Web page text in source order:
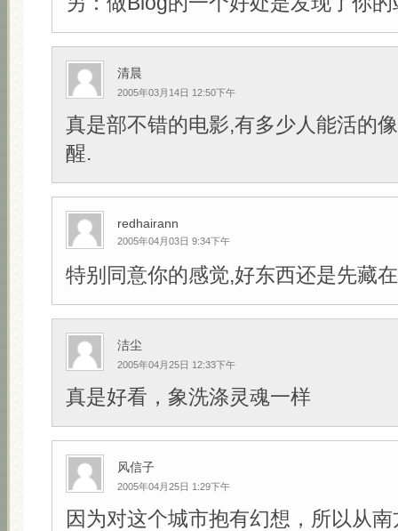
清晨
2005年03月14日 12:50下午
真是部不错的电影,有多少人能活的
醒.
redhairann
2005年04月03日 9:34下午
特别同意你的感觉,好东西还是先藏
洁尘
2005年04月25日 12:33下午
真是好看，象洗涤灵魂一样
风信子
2005年04月25日 1:29下午
因为对这个城市抱有幻想，所以从